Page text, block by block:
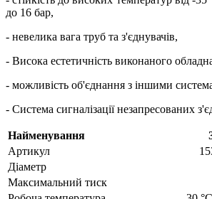
до 16 бар,
- невелика вага труб та з'єднувачів,
- Висока естетичність виконаного
- можливість об'єднання з іншими
- Система сигналізації незапресованих
Найменування
Артикул
Діаметр
Максимальний тиск